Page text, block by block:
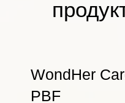
WondHer
PBF